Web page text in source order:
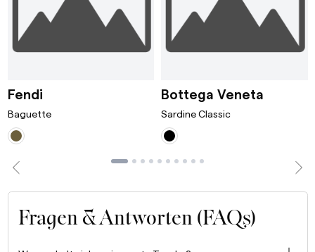
Bordeaux
FendiBaguette Avocado
Baguette
Bottega Veneta
Sardine Classic
Fragen & Antworten (FAQs)